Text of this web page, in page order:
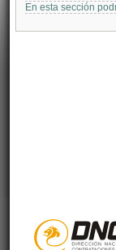
En esta sección